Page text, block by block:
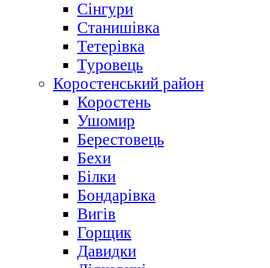
Сінгури
Станишівка
Тетерівка
Туровець
Коростенський район
Коростень
Ушомир
Берестовець
Бехи
Білки
Бондарівка
Вигів
Горщик
Давидки